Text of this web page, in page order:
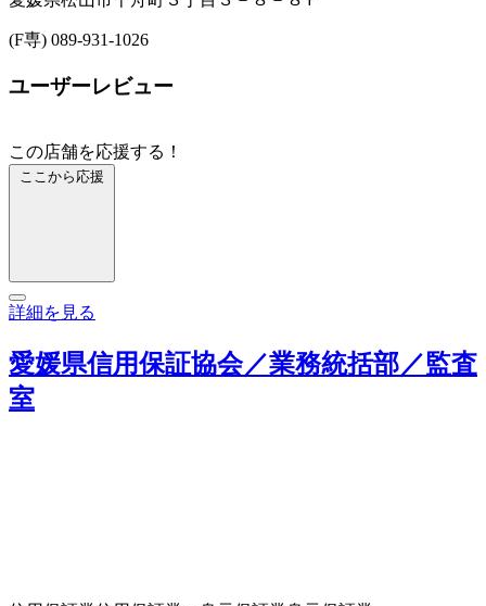
(F専) 089-931-1026
ユーザーレビュー
この店舗を応援する！
ここから応援
詳細を見る
愛媛県信用保証協会／業務統括部／監査
室